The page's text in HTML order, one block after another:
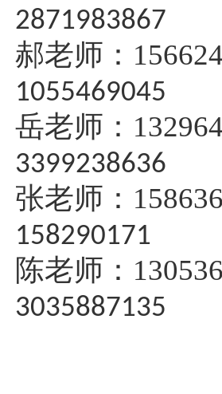
2871983867
郝老师：
1055469045
岳老师：
3399238636
张老师：
158290171
陈老师：
3035887135